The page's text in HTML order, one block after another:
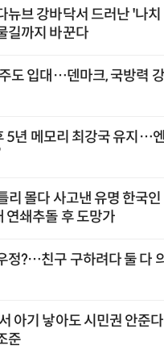
뉴브 강바닥서 드러난 '나
길까지 바꾼다
도 입대…덴마크, 국방력
5년 메모리 최강국 유지…
리 몰다 사고낸 유명 한국
쇄추돌 후 도망가
정?…친구 구하려다 둘 다
아기 낳아도 시민권 안준
준